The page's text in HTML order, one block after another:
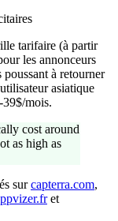
tarifaire (à partir
les annonceurs
poussant à retourner
asiatique
mois.
cost around
as high as
surcapterra.com,
et